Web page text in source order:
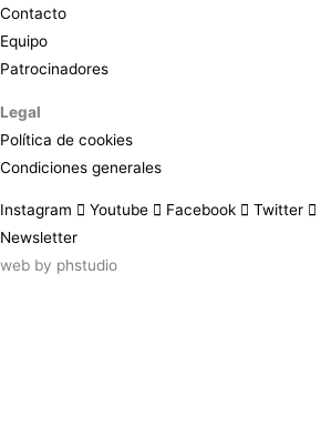
Contacto
Equipo
Patrocinadores
Legal
Política de cookies
Condiciones generales
Instagram Youtube Facebook Twitter
Newsletter
web by phstudio